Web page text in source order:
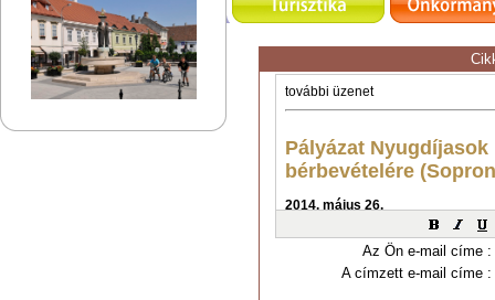
Az Ön e-mail címe :
A címzett e-mail címe :